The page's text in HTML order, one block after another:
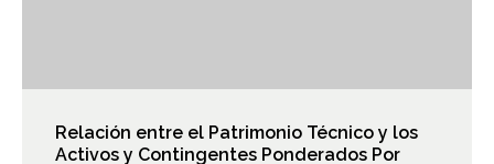
Relación entre el Patrimonio Técnico y los
Activos y Contingentes Ponderados Por